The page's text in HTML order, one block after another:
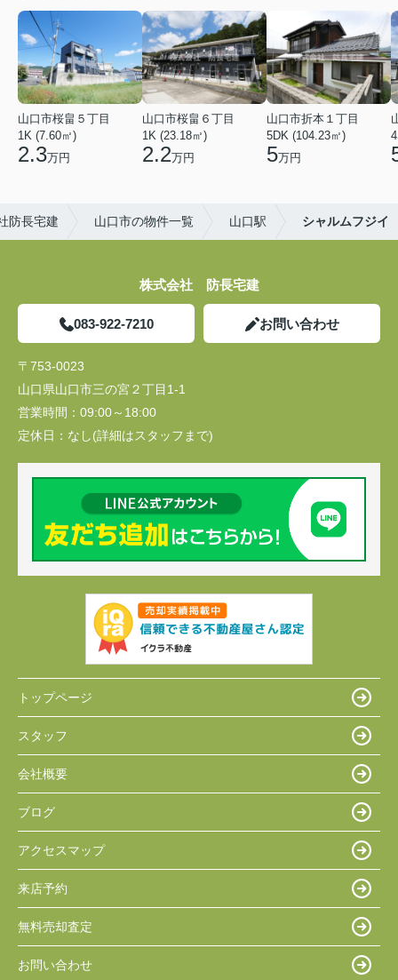
山口市桜畠５丁目
1K (7.60㎡)
2.3万円
山口市桜畠６丁目
1K (23.18㎡)
2.2万円
山口市折本１丁目
5DK (104.23㎡)
5万円
防長宅建 山口市の物件一覧 山口駅 シャルムフジイ
株式会社 防長宅建
083-922-7210 お問い合わせ
〒753-0023
山口県山口市三の宮２丁目1-1
営業時間： 09:00～18:00
定休日： なし(詳細はスタッフまで)
トップページ
スタッフ
会社概要
ブログ
アクセスマップ
来店予約
無料売却査定
お問い合わせ